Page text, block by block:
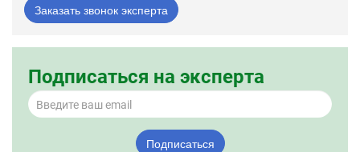
Заказать звонок эксперта
Подписаться на эксперта
Подписаться